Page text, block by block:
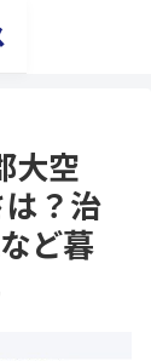
大空
？治
ど暮